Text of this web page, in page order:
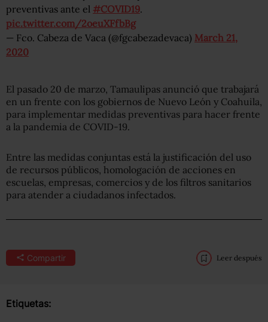
preventivas ante el #COVID19.
pic.twitter.com/2oeuXFfbBg
— Fco. Cabeza de Vaca (@fgcabezadevaca) March 21,
2020
El pasado 20 de marzo, Tamaulipas anunció que trabajará
en un frente con los gobiernos de Nuevo León y Coahuila,
para implementar medidas preventivas para hacer frente
a la pandemia de COVID-19.
Entre las medidas conjuntas está la justificación del uso
de recursos públicos, homologación de acciones en
escuelas, empresas, comercios y de los filtros sanitarios
para atender a ciudadanos infectados.
Compartir Leer después
Etiquetas: